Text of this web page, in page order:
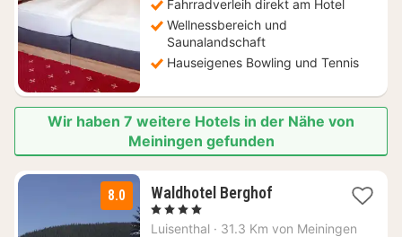
€
Fahrradverleih direkt am Hotel
Wellnessbereich und
Saunalandschaft
Hauseigenes Bowling und Tennis
Wir haben 7 weitere Hotels in der Nähe von
Meiningen gefunden
8.0 Waldhotel Berghof1
ab
, 4 Sterne
Luisenthal · 31.3 Km von Meiningen